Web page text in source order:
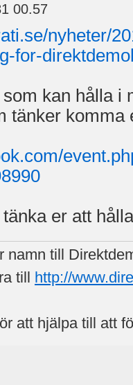
00.57
nyheter/
for-
kan hålla i
tänker komma
er att
namn till
till
http://
att hjälpa till att